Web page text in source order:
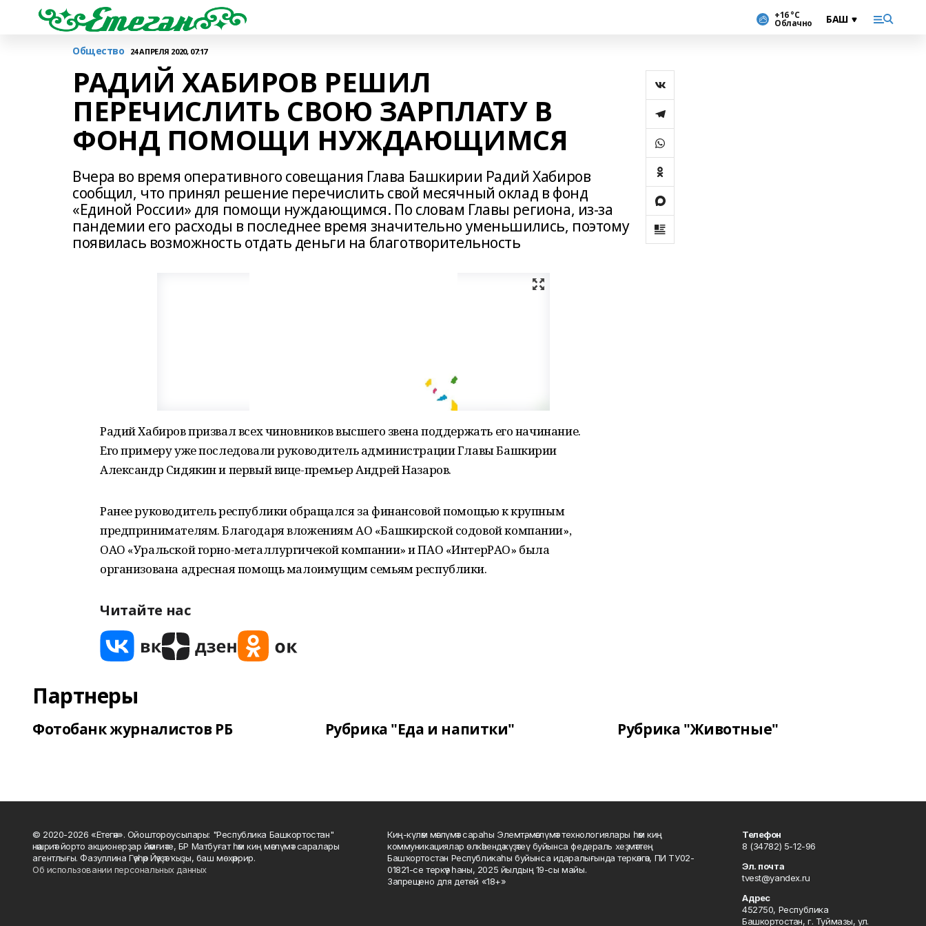
+16 °С
Облачно
Общество 24 АПРЕЛЯ 2020, 07:17
РАДИЙ ХАБИРОВ РЕШИЛ
ПЕРЕЧИСЛИТЬ СВОЮ ЗАРПЛАТУ В
ФОНД ПОМОЩИ НУЖДАЮЩИМСЯ
Вчера во время оперативного совещания Глава Башкирии Радий Хабиров
сообщил, что принял решение перечислить свой месячный оклад в фонд
«Единой России» для помощи нуждающимся. По словам Главы региона, из-за
пандемии его расходы в последнее время значительно уменьшились, поэтому
появилась возможность отдать деньги на благотворительность
Радий Хабиров призвал всех чиновников высшего звена поддержать его начинание.
Его примеру уже последовали руководитель администрации Главы Башкирии
Александр Сидякин и первый вице-премьер Андрей Назаров.
Ранее руководитель республики обращался за финансовой помощью к крупным
предпринимателям. Благодаря вложениям АО «Башкирской содовой компании»,
ОАО «Уральской горно-металлургичекой компании» и ПАО «ИнтерРАО» была
организована адресная помощь малоимущим семьям республики.
Читайте нас
Партнеры
Фотобанк журналистов РБ Рубрика "Еда и напитки" Рубрика "Животные"
© 2020-2026 «Етегән». Ойоштороусылары: "Республика Башкортостан"
нәшриәт йорто акционерҙар йәмғиәте, БР Матбуғат һәм киң мәғлүмәт саралары
агентлығы. Фазуллина Гәүһәр Йәүҙәт ҡыҙы, баш мөхәррир.
Об использовании персональных данных
Киң-күләм мәғлүмәт сараһы Элемтә, мәғлүмәт технологиялары һәм киң
коммуникациялар өлкәһендә күҙәтеү буйынса федераль хеҙмәттең
Башҡортостан Республикаһы буйынса идаралығында теркәлгән, ПИ ТУ02-
01821-се теркәү һаны, 2025 йылдың 19-сы майы.
Запрещено для детей «18+»
Телефон
8 (34782) 5-12-96
Эл. почта
tvest@yandex.ru
Адрес
452750, Республика
Башкортостан, г. Туймазы, ул.